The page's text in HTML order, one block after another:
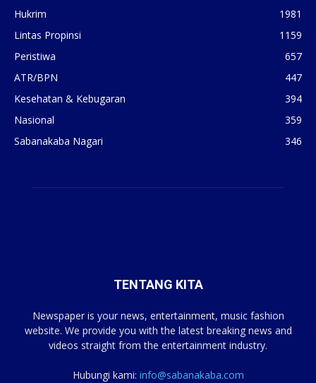
Hukrim
1981
Lintas Propinsi
1159
Peristiwa
657
ATR/BPN
447
Kesehatan & Kebugaran
394
Nasional
359
Sabanakaba Nagari
346
TENTANG KITA
Newspaper is your news, entertainment, music fashion
website. We provide you with the latest breaking news and
videos straight from the entertainment industry.
Hubungi kami: info@sabanakaba.com